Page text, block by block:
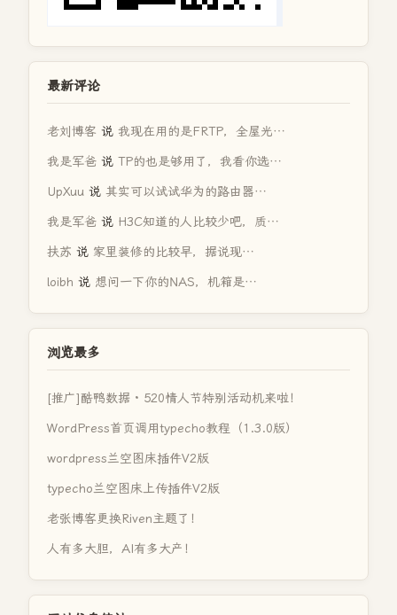
最新评论
老刘博客 说 我现在用的是FRTP，全屋光…
我是军爸 说 TP的也是够用了，我看你选…
UpXuu 说 其实可以试试华为的路由器…
我是军爸 说 H3C知道的人比较少吧，质…
扶苏 说 家里装修的比较早，据说现…
loibh 说 想问一下你的NAS，机箱是…
浏览最多
[推广]酷鸭数据 · 520情人节特别活动机来啦！
WordPress首页调用typecho教程（1.3.0版）
wordpress兰空图床插件V2版
typecho兰空图床上传插件V2版
老张博客更换Riven主题了！
人有多大胆，AI有多大产！